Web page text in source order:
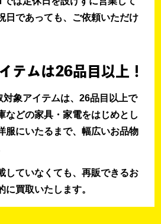
日であっても、ご依頼いただけ
テムは26品目以上！
対象アイテムは、26品目以上で
などの家具・家電をはじめとし
服にいたるまで、幅広いお品物
していなくても、再販できるお
買取いたします。